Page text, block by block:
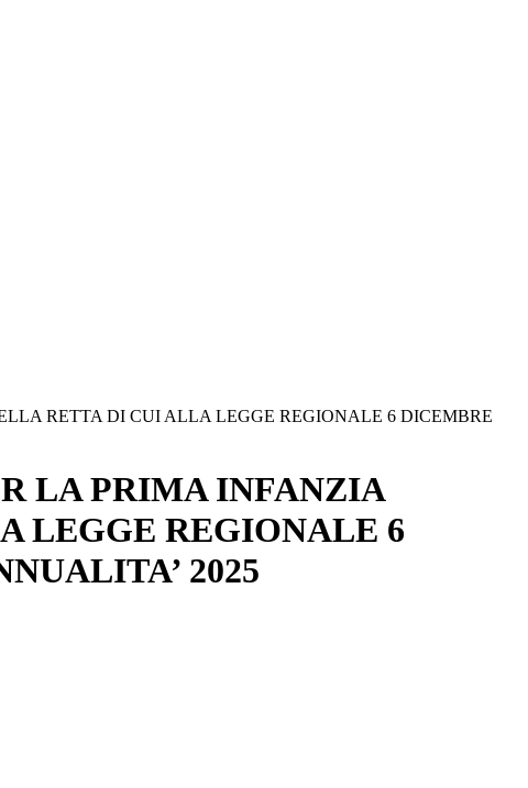
RETTA DI CUI ALLA LEGGE REGIONALE 6 DICEMBRE
LA PRIMA INFANZIA
LEGGE REGIONALE 6
2025